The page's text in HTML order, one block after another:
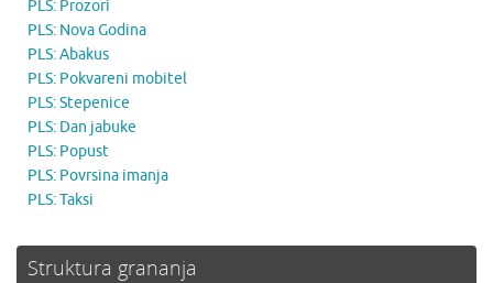
PLS: Prozori
PLS: Nova Godina
PLS: Abakus
PLS: Pokvareni mobitel
PLS: Stepenice
PLS: Dan jabuke
PLS: Popust
PLS: Povrsina imanja
PLS: Taksi
Struktura grananja